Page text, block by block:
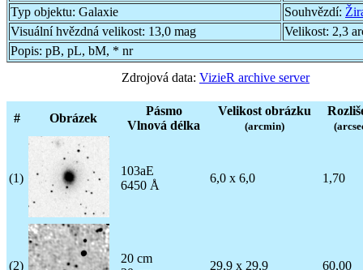
Typ objektu: Galaxie Souhvězdí:
Visuální hvězdná velikost: 13,0 mag Velikost: 2,3
Popis: pB, pL, bM, * nr
Zdrojová data: VizieR archive server
# Obrázek
Pásmo
Vlnová délka
Velikost obrázku
(arcmin)
(1)
103aE
6450 Å
6,0 x 6,0 1,70
(2)
20 cm
29,9 x 29,9 60,00